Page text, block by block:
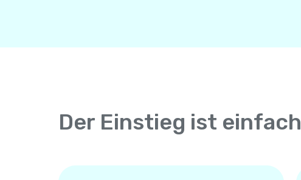
Der Einstieg ist einfach